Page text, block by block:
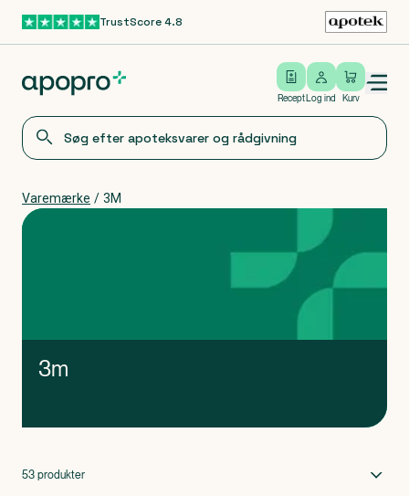
Gå til hovedindholdTrustScore 4.8
Recept
Log ind
Log ind Kurv
Open/close menu
Varemærke / 3M
3m
53 produkter